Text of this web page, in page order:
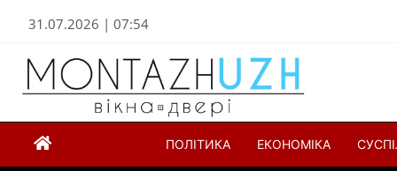
31.07.2026 | 07:54
ПОЛІТИКА ЕКОНОМІКА